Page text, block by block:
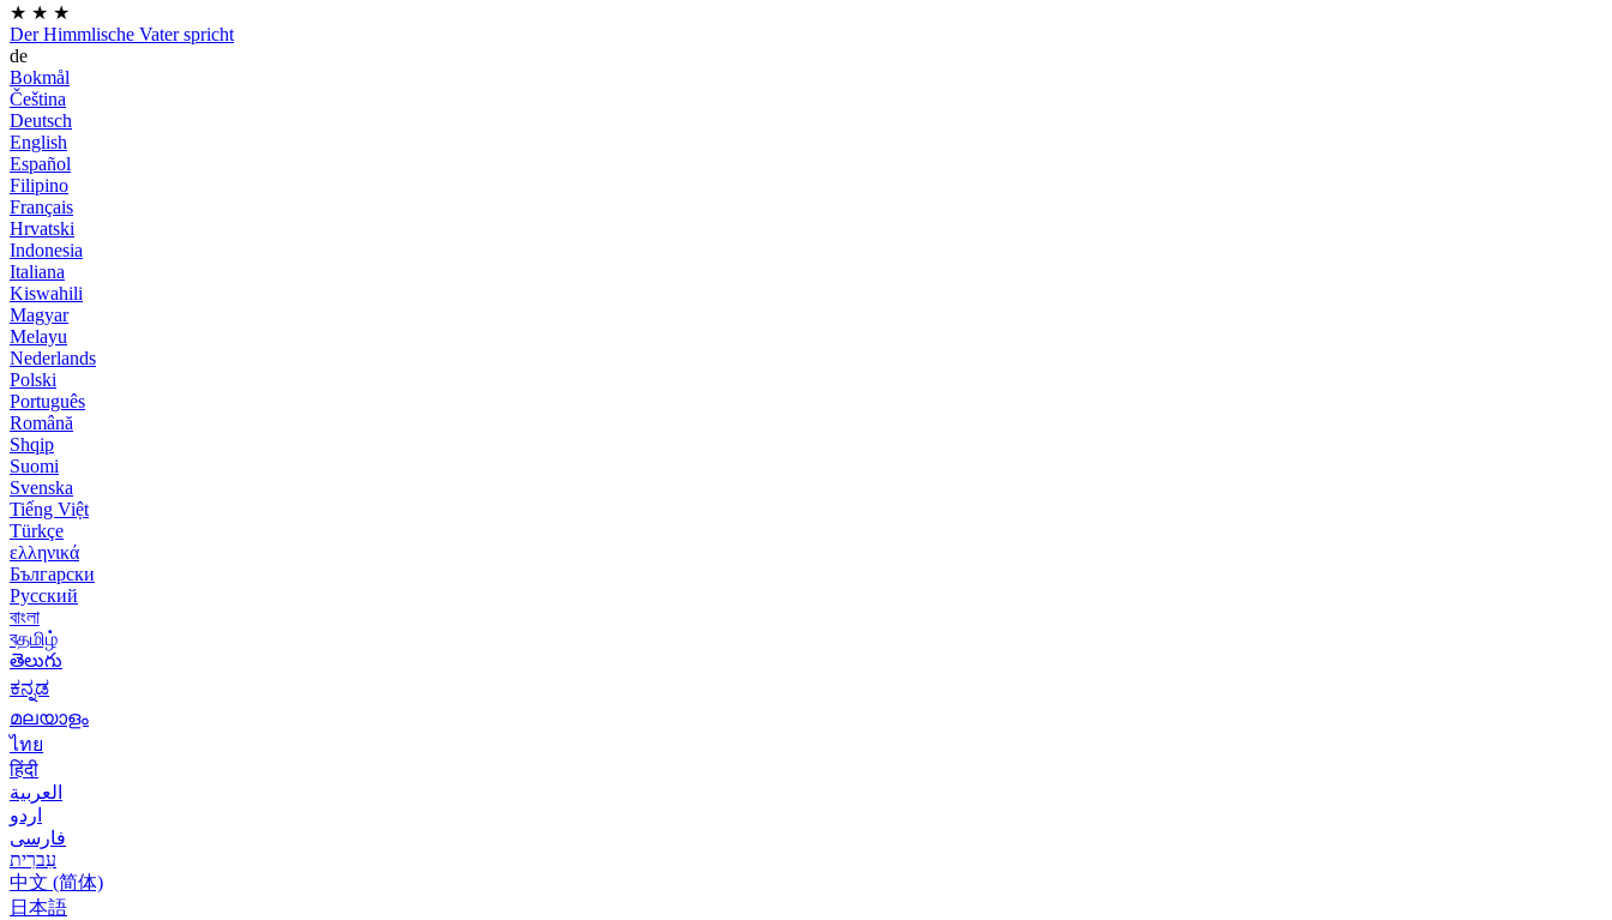
★ ★ ★
Der Himmlische Vater spricht
de
Bokmål
Čeština
Deutsch
English
Español
Filipino
Français
Hrvatski
Indonesia
Italiana
Kiswahili
Magyar
Melayu
Nederlands
Polski
Português
Română
Shqip
Suomi
Svenska
Tiếng Việt
Türkçe
ελληνικά
Български
Русский
বাংলা
বதமிழ்
తెలుగు
ಕನ್ನಡ
മലയാളം
ไทย
हिंदी
العربية
اردو
فارسی
עִברִית
中文 (简体)
日本語